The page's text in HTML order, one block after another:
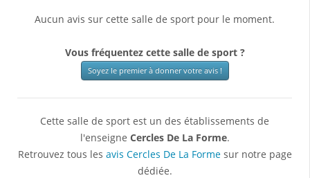
Aucun avis sur cette salle de sport pour le moment.
Vous fréquentez cette salle de sport ?
Soyez le premier à donner votre avis !
Cette salle de sport est un des établissements de
l'enseigne Cercles De La Forme.
Retrouvez tous les avis Cercles De La Formesur notre page
dédiée.